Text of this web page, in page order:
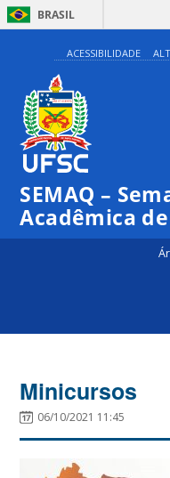
BRASIL
ACESSIBILIDADE
SEMAQ –
Acadêmica
Minicursos
06/10/2021 11:45